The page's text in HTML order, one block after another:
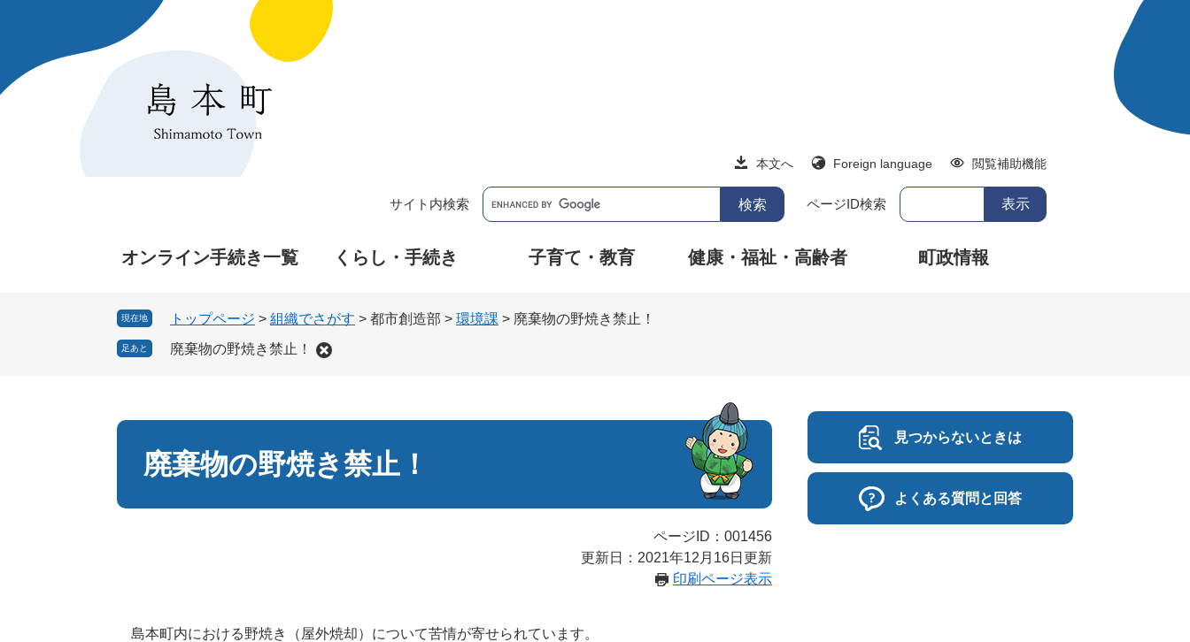
先
を
本文へ Foreign language 閲覧補助機能
サイト内検索 ページID検索
オンライン手続き一覧 くらし・手続き 子育て・教育 健康・福祉・高齢者 町政情報
現在地 トップページ > 組織でさがす > 都市創造部 > 環境課 > 廃棄物の野焼き禁止！
足あと 廃棄物の野焼き禁止！
廃棄物の野焼き禁止！
ページID：001456
更新日：2021年12月16日更新
印刷ページ表示
島本町内における野焼き（屋外焼却）について苦情が寄せられています。
見つからないときは
よくある質問と回答